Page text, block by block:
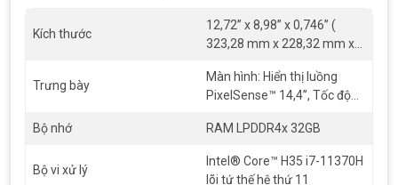
Cận cảnh các cổng của Surface Laptop Studio
Kích thước
12,72” x 8,98” x 0,746” (
323,28 mm x 228,32 mm x
Trưng bày
Màn hình: Hiển thị luồng
PixelSense™ 14,4”, Tốc độ
phân giải: 2400 x 1600 (201
Tỷ lệ tương phản: 1500:1,
Bộ nhớ RAM LPDDR4x 32GB
Bộ vi xử lý
Intel® Core™ H35 i7-11370H
lõi tứ thế hệ thứ 11